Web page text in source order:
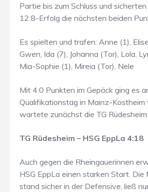
Partie bis zum Schluss und
12:8-Erfolg die nächsten beiden
Es spielten und trafen: Anne (1),
Gwen, Ida (7), Johanna (Tor), Lola,
Mia-Sophie (1), Mireia (Tor), Nele
Mit 4:0 Punkten im Gepäck ging es
Qualifikationstag in Mainz-
wartete zunächst die TG Rüdesheim.
TG Rüdesheim – HSG EppLa 4:18
Auch gegen die Rheingauerinnen
HSG EppLa einen starken Start.
stand sicher in der Defensive, ließ